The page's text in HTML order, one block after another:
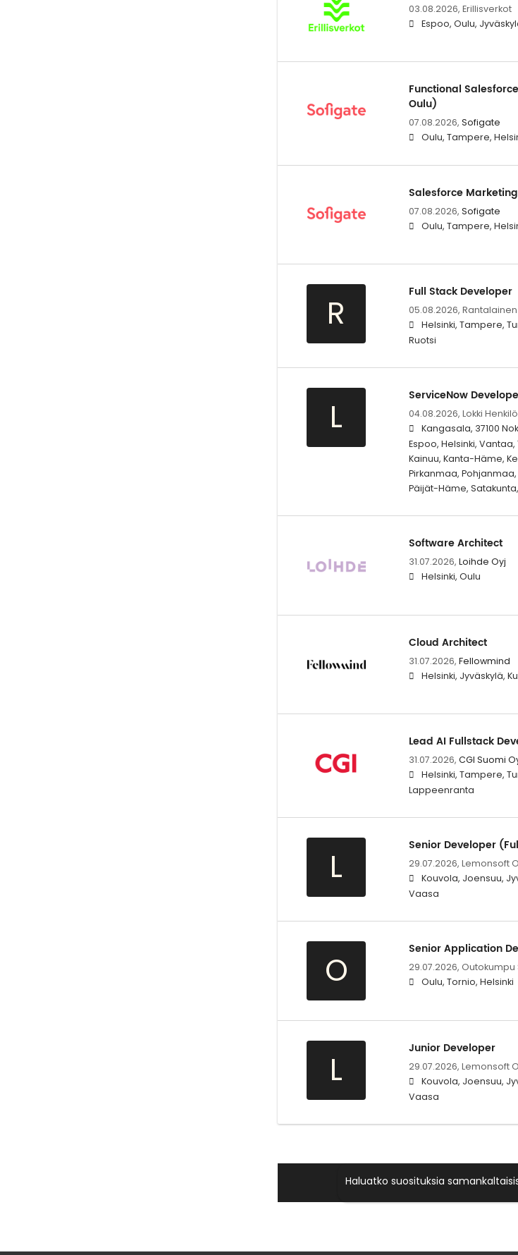
03.08.2026, Erillisverkot
Espoo, Oulu,
Functional
Oulu)
07.08.2026, Sofigate
Oulu, Tampere,
Salesforce
07.08.2026, Sofigate
Oulu, Tampere,
R
Full Stack Developer
05.08.2026, Rantalainen
Helsinki, Tampere,
Ruotsi
L
ServiceNow
04.08.2026, Lokki
Kangasala, 37100
Espoo, Helsinki,
Kainuu, Kanta-Häme,
Pirkanmaa,
Päijät-Häme,
Software Architect
31.07.2026, Loihde Oyj
Helsinki, Oulu
Cloud Architect
31.07.2026, Fellowmind
Helsinki, Jyväskylä,
Lead AI Fullstack
31.07.2026, CGI Suomi
Helsinki, Tampere,
Lappeenranta
L
Senior Developer
29.07.2026, Lemonsoft
Kouvola, Joensuu,
Vaasa
O
Senior Application
29.07.2026, Outokumpu
Oulu, Tornio, Helsinki
L
Junior Developer
29.07.2026, Lemonsoft
Kouvola, Joensuu,
Vaasa
Haluatko suosituksia